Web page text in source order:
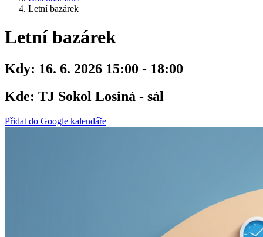
Letní bazárek
Letní bazárek
Kdy: 16. 6. 2026 15:00 - 18:00
Kde: TJ Sokol Losiná - sál
Přidat do Google kalendáře